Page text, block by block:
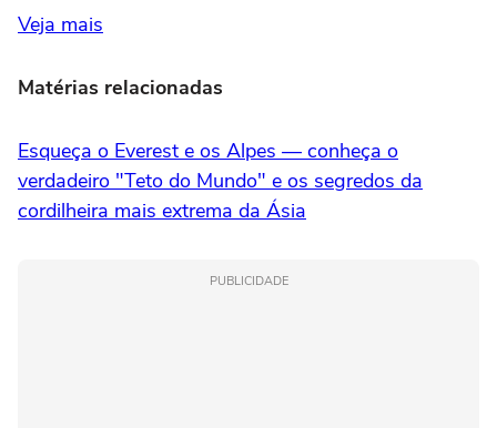
Veja mais
Matérias relacionadas
Esqueça o Everest e os Alpes — conheça o
verdadeiro "Teto do Mundo" e os segredos da
cordilheira mais extrema da Ásia
PUBLICIDADE